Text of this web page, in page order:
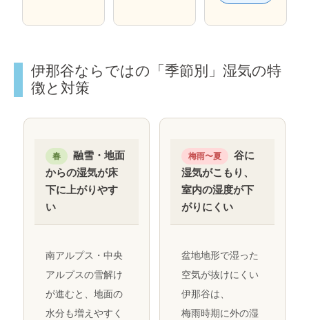
伊那谷ならではの「季節別」湿気の特
徴と対策
春
融雪・地面
からの湿気が床
下に上がりやす
い
南アルプス・中央
アルプスの雪解け
が進むと、地面の
水分も増えやすく
梅雨〜夏
谷に
湿気がこもり、
室内の湿度が下
がりにくい
盆地地形で湿った
空気が抜けにくい
伊那谷は、
梅雨時期に外の湿